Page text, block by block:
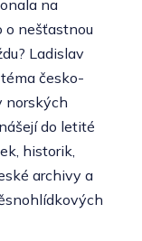
na
o nešťastnou
Ladislav
česko-
norských
do letité
historik,
archivy a